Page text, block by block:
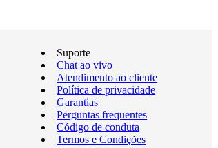
Suporte
Chat ao vivo
Atendimento ao cliente
Política de privacidade
Garantias
Perguntas frequentes
Código de conduta
Termos e Condições